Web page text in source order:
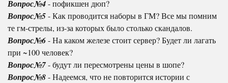
Вопрос№4- пофикшен дюп?
Вопрос№5- Как проводится наборы в ГМ? Все мы помним
те гм-стрелы, из-за которых было столько скандалов.
Вопрос№6- На каком железе стоит сервер? Будет ли лагать
при ~100 человек?
Вопрос№7- будут ли пересмотрены цены в шопе?
Вопрос№8- Надеемся, что не повторится истории с